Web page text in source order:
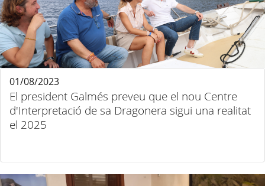
El president Galmés preveu que el nou Centre
d'Interpretació de sa Dragonera sigui una realitat
el 2025
01/08/2023